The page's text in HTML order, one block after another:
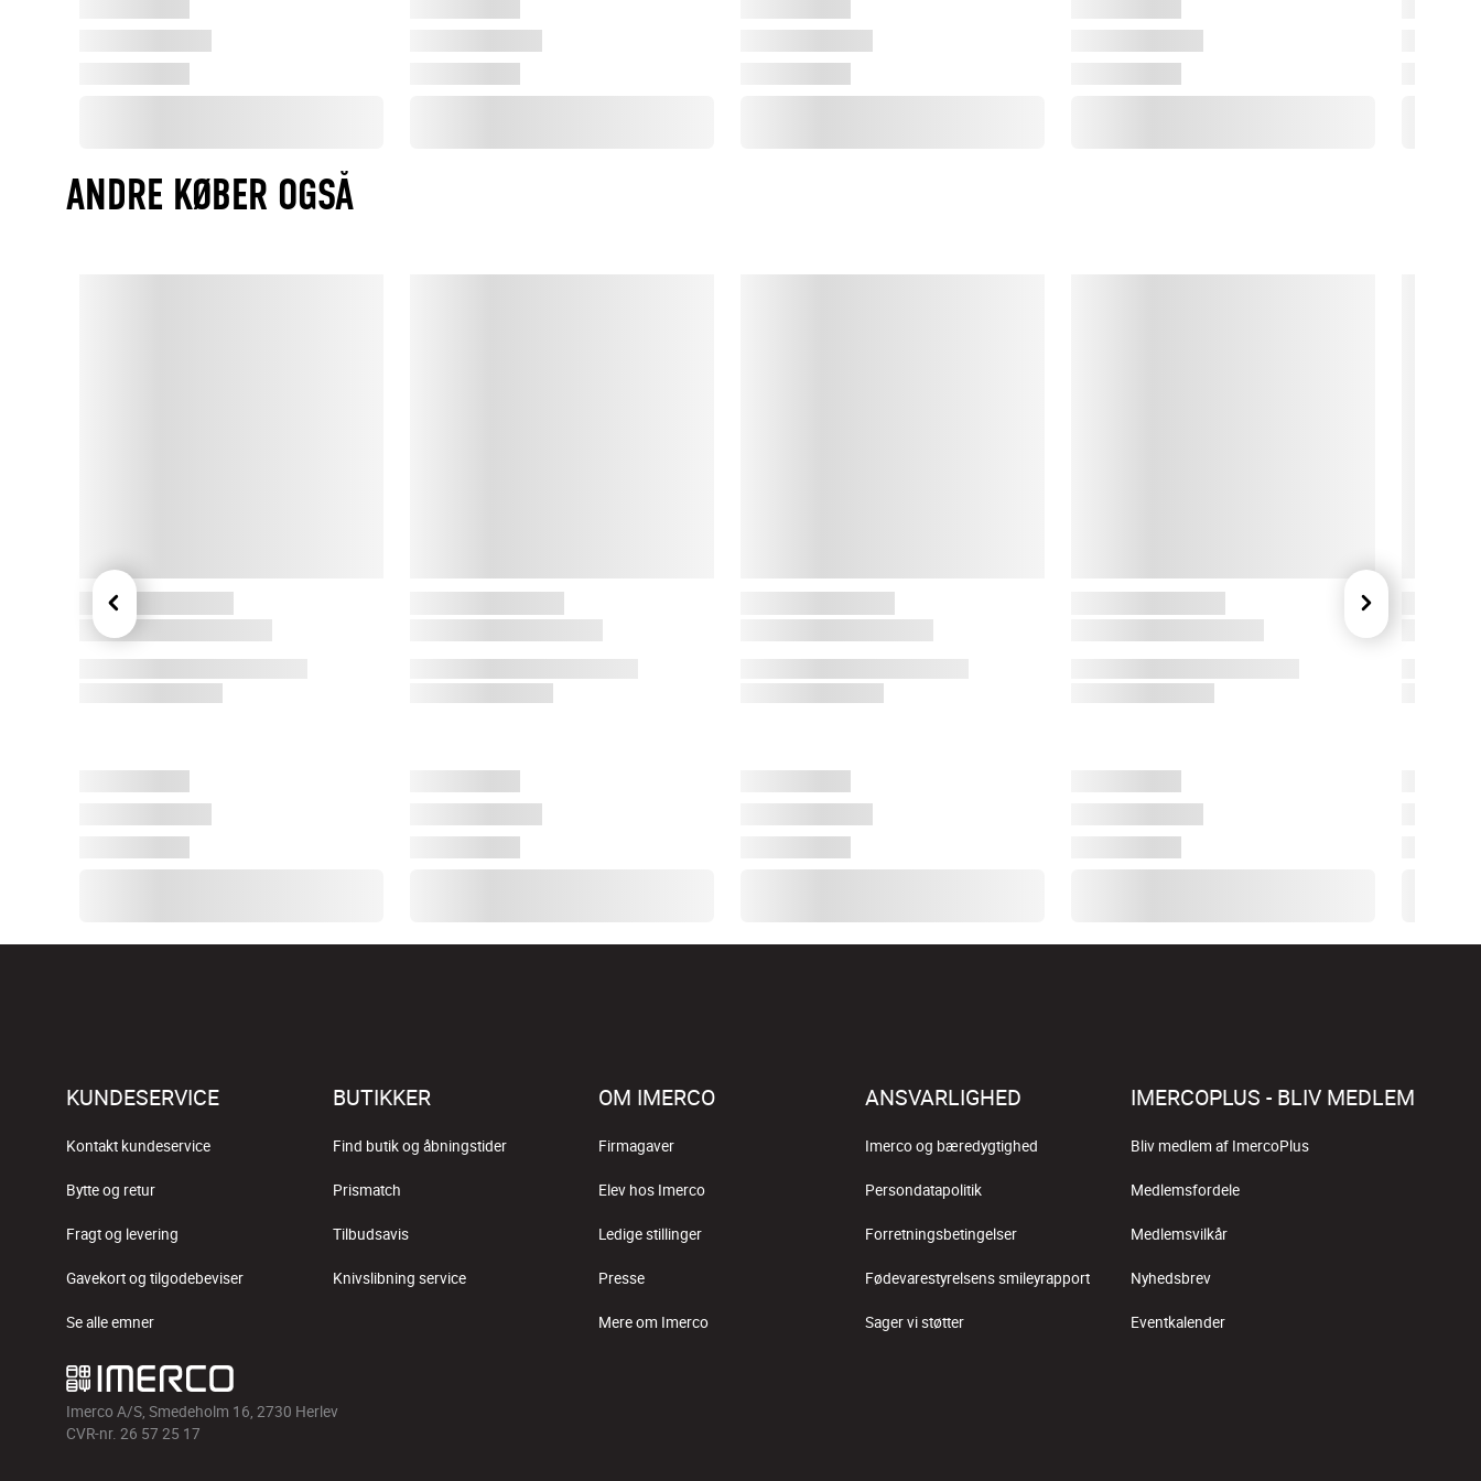
ANDRE KØBER OGSÅ
KUNDESERVICE
Kontakt kundeservice
Bytte og retur
Fragt og levering
Gavekort og tilgodebeviser
Se alle emner
BUTIKKER
Find butik og åbningstider
Prismatch
Tilbudsavis
Knivslibning service
OM IMERCO
Firmagaver
Elev hos Imerco
Ledige stillinger
Presse
Mere om Imerco
ANSVARLIGHED
Imerco og bæredygtighed
Persondatapolitik
Forretningsbetingelser
Fødevarestyrelsens smileyrapport
Sager vi støtter
IMERCOPLUS - BLIV MEDLEM
Bliv medlem af ImercoPlus
Medlemsfordele
Medlemsvilkår
Nyhedsbrev
Eventkalender
Imerco A/S, Smedeholm 16, 2730 Herlev
CVR-nr. 26 57 25 17